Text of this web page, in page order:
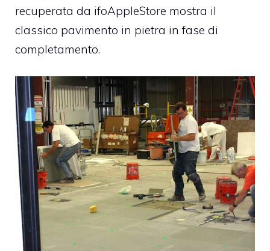
recuperata da ifoAppleStore mostra il
classico pavimento in pietra in fase di
completamento.